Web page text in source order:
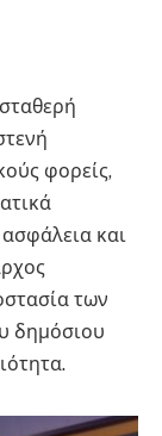
φορείς,
και
των
δημόσιου